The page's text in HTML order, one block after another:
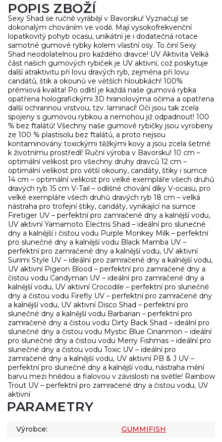
POPIS ZBOŽÍ
Sexy Shad se ručně vyrábějí v Bavorsku! Vyznačují se
dokonalým chováním ve vodě. Mají vysokofrekvenční
lopatkovitý pohyb ocasu, unikátní je i dodatečná rotace
samotné gumové rybky kolem vlastní osy. To činí Sexy
Shad neodolatelnou pro každého dravce! UV Aktivita Velká
část našich gumových rybiček je UV aktivní, což poskytuje
další atraktivitu při lovu dravých ryb, zejména při lovu
candátů, štik a okounů ve větších hloubkách! 100%
prémiová kvalita! Po odlití je každá naše gumová rybka
opatřena holografickými 3D hranolovýma očima a opatřena
další ochrannou vrstvou, tzv. laminací! Oči jsou tak zcela
spojeny s gumovou rybkou a nemohou již odpadnout! 100
% bez ftalátů! Všechny naše gumové rybičky jsou vyrobeny
ze 100 % plastisolu bez ftalátů, a proto nejsou
kontaminovány toxickými těžkými kovy a jsou zcela šetrné
k životnímu prostředí! Ruční výroba v Bavorsku! 10 cm –
optimální velikost pro všechny druhy dravců 12 cm –
optimální velikost pro větší okouny, candáty, štiky i sumce
14 cm – optimální velikost pro velké exempláře všech druhů
dravých ryb 15 cm V-Tail – odlišné chování díky V-ocasu, pro
velké exempláře všech druhů dravých ryb 18 cm – velká
nástraha pro trofejní štiky, candáty, vynikající na sumce
Firetiger UV – perfektní pro zamračené dny a kalnější vodu,
UV aktivní Yamamoto Electris Shad – ideální pro slunečné
dny a kalnější i čistou vodu Purple Monkey Milk – perfektní
pro slunečné dny a kalnější vodu Black Mamba UV –
perfektní pro zamračené dny a kalnější vodu, UV aktivní
Surimi Style UV – ideální pro zamračené dny a kalnější vodu,
UV aktivní Pigeon Blood – perfektní pro zamračené dny a
čistou vodu Candyman UV – ideální pro zamračené dny a
kalnější vodu, UV aktivní Crocodile – perfektní pro slunečné
dny a čistou vodu Firefly UV – perfektní pro zamračené dny
a kalnější vodu, UV aktivní Disco Shad – perfektní pro
slunečné dny a kalnější vodu Barbarian – perfektní pro
zamračené dny a čistou vodu Dirty Back Shad – ideální pro
slunečné dny a čistou vodu Mystic Blue Cinanmon – ideální
pro slunečné dny a čistou vodu Merry Fishmas – ideální pro
slunečné dny a čistou vodu Toxic UV – ideální pro
zamračené dny a kalnější vodu, UV aktivní PB & J UV –
perfektní pro slunečné dny a kalnější vodu, nástraha mění
barvu mezi hnědou a fialovou v závislosti na světle! Rainbow
Trout UV – perfektní pro zamračené dny a čistou vodu, UV
aktivní
PARAMETRY
Výrobce:
GUMMIFISH